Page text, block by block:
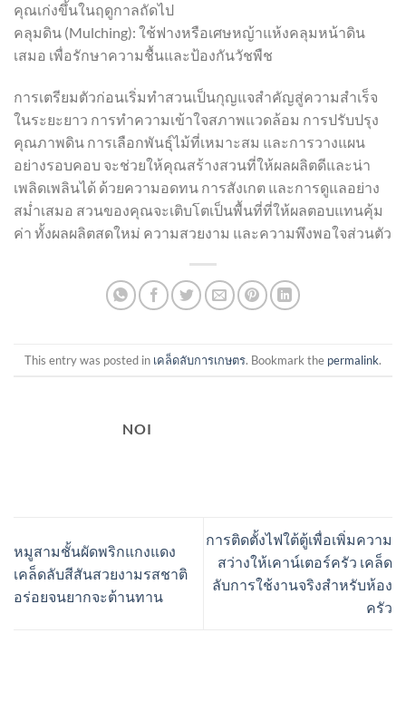
คุณเก่งขึ้นในฤดูกาลถัดไป
คลุมดิน (Mulching): ใช้ฟางหรือเศษหญ้าแห้งคลุมหน้าดิน
เสมอ เพื่อรักษาความชื้นและป้องกันวัชพืช
การเตรียมตัวก่อนเริ่มทำสวนเป็นกุญแจสำคัญสู่ความสำเร็จ
ในระยะยาว การทำความเข้าใจสภาพแวดล้อม การปรับปรุง
คุณภาพดิน การเลือกพันธุ์ไม้ที่เหมาะสม และการวางแผน
อย่างรอบคอบ จะช่วยให้คุณสร้างสวนที่ให้ผลผลิตดีและน่า
เพลิดเพลินได้ ด้วยความอดทน การสังเกต และการดูแลอย่าง
สม่ำเสมอ สวนของคุณจะเติบโตเป็นพื้นที่ที่ให้ผลตอบแทนคุ้ม
ค่า ทั้งผลผลิตสดใหม่ ความสวยงาม และความพึงพอใจส่วนตัว
This entry was posted in เคล็ดลับการเกษตร. Bookmark the permalink.
NOI
หมูสามชั้นผัดพริกแกงแดง
เคล็ดลับสีสันสวยงามรสชาติ
อร่อยจนยากจะต้านทาน
การติดตั้งไฟใต้ตู้เพื่อเพิ่มความ
สว่างให้เคาน์เตอร์ครัว เคล็ด
ลับการใช้งานจริงสำหรับห้อง
ครัว